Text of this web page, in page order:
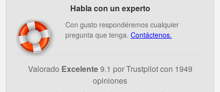
Habla con un experto
Con gusto respondéremos cualquier
pregunta que tenga. Contáctenos.
Valorado Excelente9.1 por Trustpilot con 1949
opiniones